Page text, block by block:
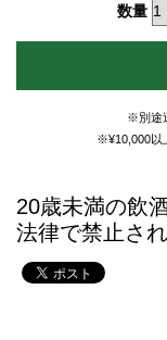
数量
※別途
※¥10,000以
20歳未満の飲
法律で禁止さ